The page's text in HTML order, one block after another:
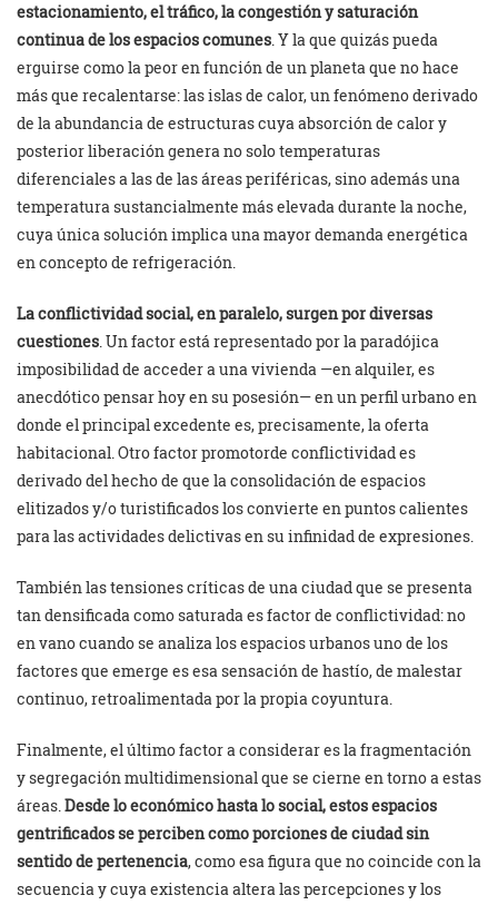
estacionamiento, el tráfico, la congestión y saturación
continua de los espacios comunes. Y la que quizás pueda
erguirse como la peor en función de un planeta que no hace
más que recalentarse: las islas de calor, un fenómeno derivado
de la abundancia de estructuras cuya absorción de calor y
posterior liberación genera no solo temperaturas
diferenciales a las de las áreas periféricas, sino además una
temperatura sustancialmente más elevada durante la noche,
cuya única solución implica una mayor demanda energética
en concepto de refrigeración.
La conflictividad social, en paralelo, surgen por diversas
cuestiones. Un factor está representado por la paradójica
imposibilidad de acceder a una vivienda —en alquiler, es
anecdótico pensar hoy en su posesión— en un perfil urbano en
donde el principal excedente es, precisamente, la oferta
habitacional. Otro factor promotorde conflictividad es
derivado del hecho de que la consolidación de espacios
elitizados y/o turistificados los convierte en puntos calientes
para las actividades delictivas en su infinidad de expresiones.
También las tensiones críticas de una ciudad que se presenta
tan densificada como saturada es factor de conflictividad: no
en vano cuando se analiza los espacios urbanos uno de los
factores que emerge es esa sensación de hastío, de malestar
continuo, retroalimentada por la propia coyuntura.
Finalmente, el último factor a considerar es la fragmentación
y segregación multidimensional que se cierne en torno a estas
áreas.Desde lo económico hasta lo social, estos espacios
gentrificados se perciben como porciones de ciudad sin
sentido de pertenencia, como esa figura que no coincide con la
secuencia y cuya existencia altera las percepciones y los